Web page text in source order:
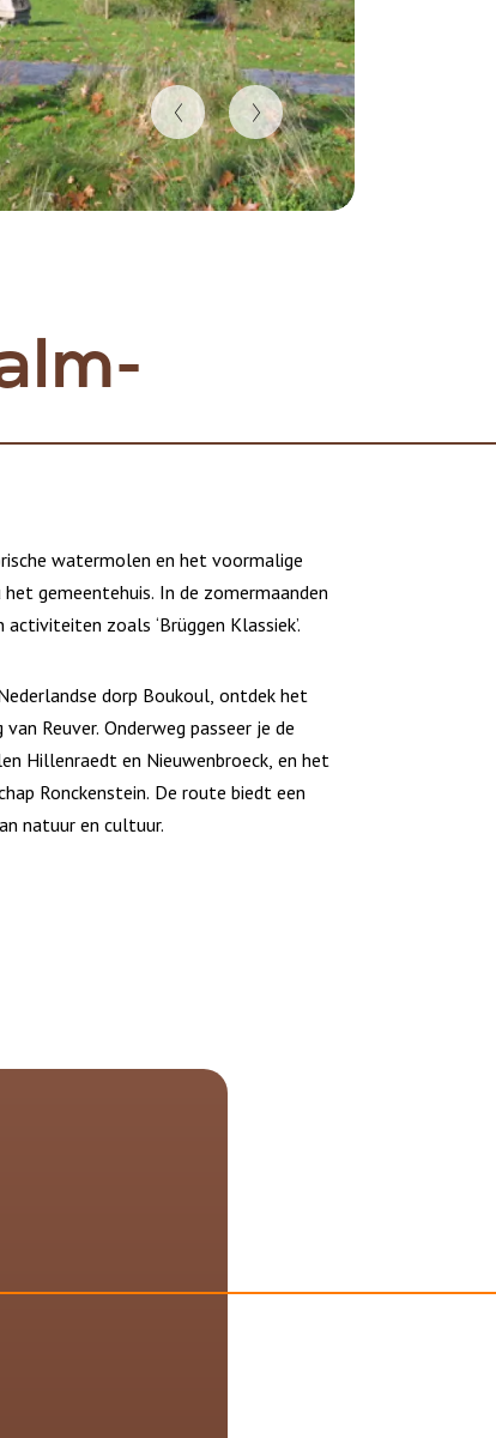
watermolen en het voormalige
gemeentehuis. In de zomermaanden
zoals ‘Brüggen Klassiek’.
dorp Boukoul, ontdek het
Reuver. Onderweg passeer je de
Hillenraedt en Nieuwenbroeck, en het
Ronckenstein. De route biedt een
natuur en cultuur.